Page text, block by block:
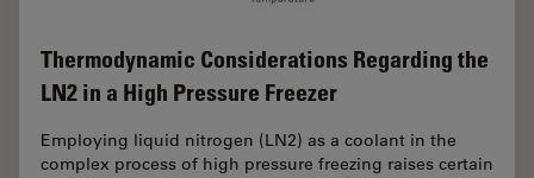
Thermodynamic Considerations Regarding the
LN2 in a High Pressure Freezer
Employing liquid nitrogen (LN2) as a coolant in the
complex process of high pressure freezing raises certain